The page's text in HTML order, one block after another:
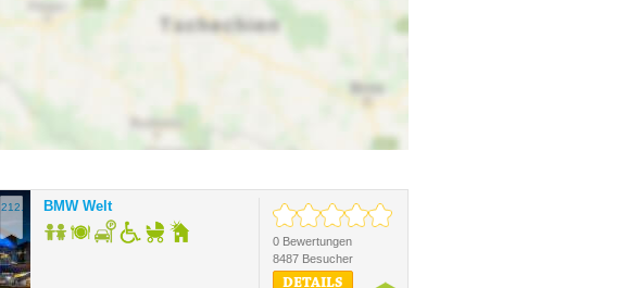
212. BMW Welt
0 Bewertungen
8487 Besucher
DETAILS